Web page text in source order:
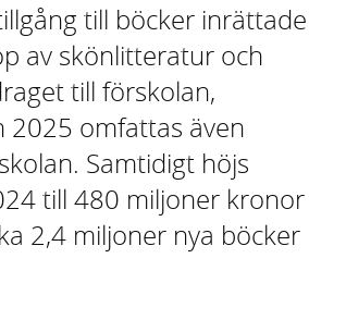
till böcker inrättade
av skönlitteratur och
till förskolan,
2025 omfattas även
Samtidigt höjs
till 480 miljoner kronor
2,4 miljoner nya böcker